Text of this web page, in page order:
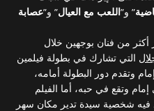
” و”اللعب مع العيال” و”عصابة
من فنان بوجهين خلال
التي تشارك في بطولة فيلمين
وتقدم دور البطولة أمامه،
وتقع في حبه، أما الفيلم
فتجسد فيه شخصية سيدة تدير مكان سهر